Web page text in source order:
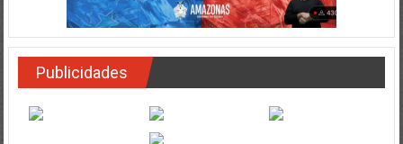
Publicidades